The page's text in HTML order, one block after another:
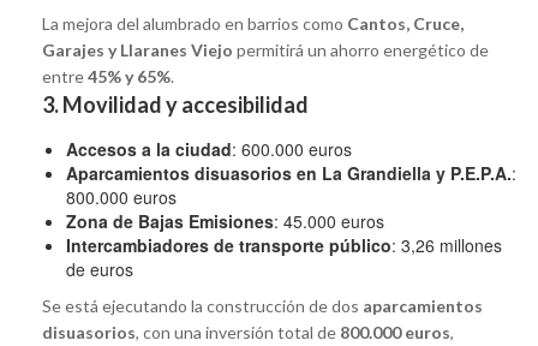
La mejora del alumbrado en barrios como Cantos, Cruce,
Garajes y Llaranes Viejo permitirá un ahorro energético de
entre45% y 65%.
3. Movilidad y accesibilidad
Accesos a la ciudad: 600.000 euros
Aparcamientos disuasorios en La Grandiella y P.E.P.A.:
800.000 euros
Zona de Bajas Emisiones: 45.000 euros
Intercambiadores de transporte público: 3,26 millones
de euros
Se está ejecutando la construcción de dos aparcamientos
disuasorios, con una inversión total de 800.000 euros,